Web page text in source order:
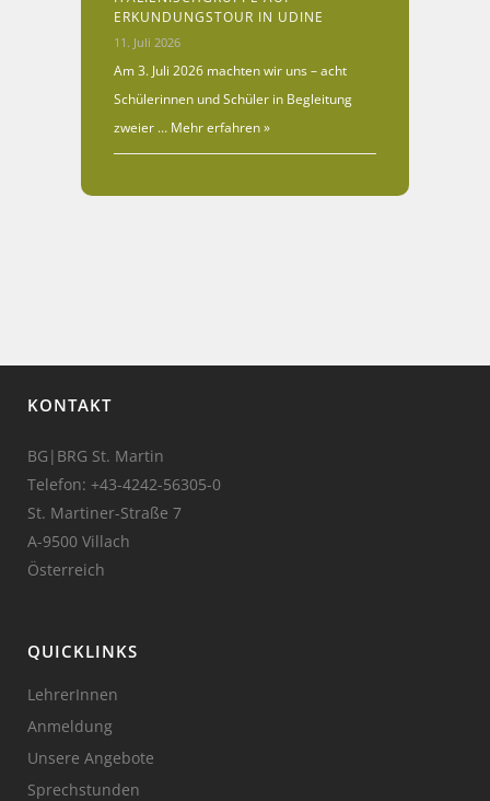
ERKUNDUNGSTOUR IN UDINE
11. Juli 2026
Am 3. Juli 2026 machten wir uns – acht
Schülerinnen und Schüler in Begleitung
zweier … Mehr erfahren »
KONTAKT
BG|BRG St. Martin
Telefon: +43-4242-56305-0
St. Martiner-Straße 7
A-9500 Villach
Österreich
QUICKLINKS
LehrerInnen
Anmeldung
Unsere Angebote
Sprechstunden